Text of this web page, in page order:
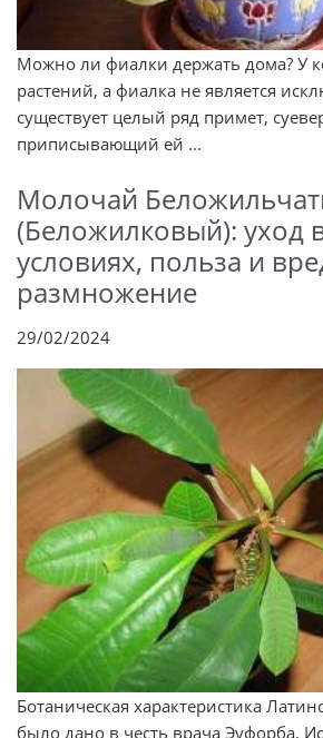
Можно ли фиалки держать дома? У
растений, а фиалка не является
существует целый ряд примет,
приписывающий ей ...
Молочай
(Беложилковый): уход
условиях, польза и
размножение
29/02/2024
Ботаническая характеристика
было дано в честь врача Эуфорба.